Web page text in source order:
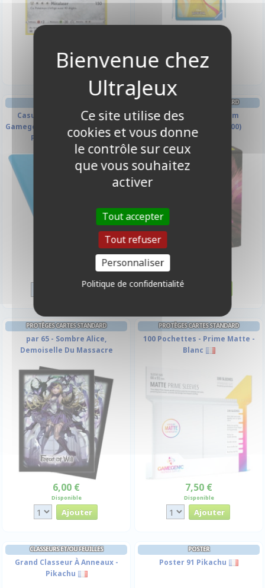
Disponible
Casual Album - Side Load -
Gamegenic - Bleu - 480 Cases (20
Pages De 24 Cases)
PROTÈGES CARTES STANDARD
Dual Matte - Blossom
Dragonshield (par 100)
PROTÈGES CARTES STANDARD
par 65 - Sombre Alice,
Demoiselle Du Massacre
6,00 €
Disponible
PROTÈGES CARTES STANDARD
100 Pochettes - Prime Matte -
Blanc
7,50 €
Disponible
CLASSEURS ET/OU FEUILLES
Grand Classeur À Anneaux -
Pikachu
POSTER
Poster 91 Pikachu
Ce site utilise des
cookies et vous donne
le contrôle sur ceux
que vous souhaitez
activer
Tout accepter
Tout refuser
Personnaliser
Politique de confidentialité